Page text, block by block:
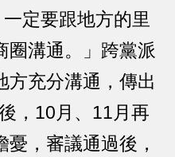
定要跟地方的里
圈溝通。」跨黨派
方充分溝通，傳出
，10月、11月再
，審議通過後，